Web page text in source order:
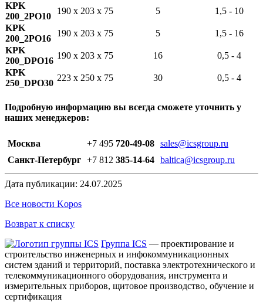
KPK
200_2PO10
190 x 203 x 75 5
1,5 - 10
KPK
200_2PO16
190 x 203 x 75 5
1,5 - 16
KPK
200_DPO16
190 x 203 x 75 16
0,5 - 4
KPK
250_DPO30
223 x 250 x 75 30 0,5 - 4
Подробную информацию вы всегда сможете уточнить у
наших менеджеров:
Москва +7 495 720-49-08 sales@icsgroup.ru
Санкт-Петербург +7 812 385-14-64 baltica@icsgroup.ru
Дата публикации: 24.07.2025
Все новости Kopos
Возврат к списку
Группа ICS — проектирование и
строительство инженерных и инфокоммуникационных
систем зданий и территорий, поставка электротехнического и
телекоммуникационного оборудования, инструмента и
измерительных приборов, щитовое производство, обучение и
сертификация